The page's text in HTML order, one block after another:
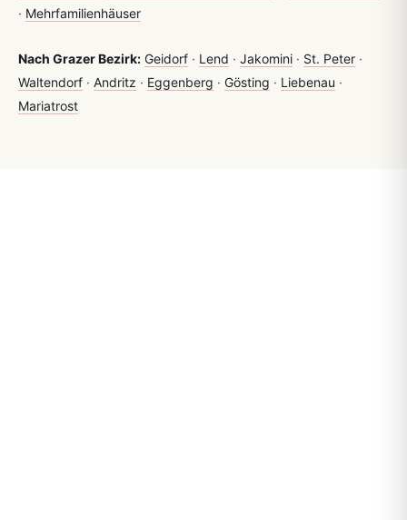
· Mehrfamilienhäuser
Nach Grazer Bezirk: Geidorf · Lend · Jakomini · St. Peter ·
Waltendorf · Andritz · Eggenberg · Gösting · Liebenau ·
Mariatrost